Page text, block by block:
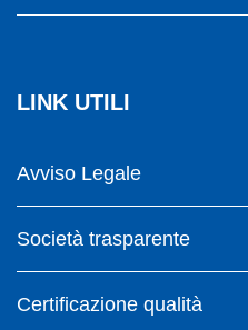
LINK UTILI
Avviso Legale
Società trasparente
Certificazione qualità